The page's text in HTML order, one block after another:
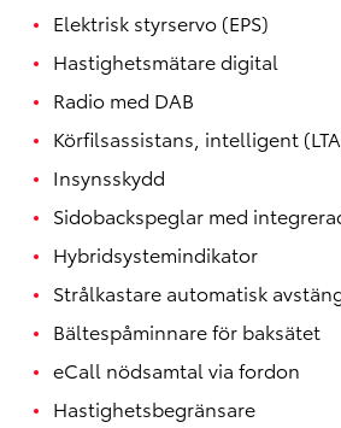
Elektrisk styrservo (EPS)
Hastighetsmätare digital
Radio med DAB
Körfilsassistans, intelligent
Insynsskydd
Sidobackspeglar med
Hybridsystemindikator
Strålkastare automatisk
Bältespåminnare för baksätet
eCall nödsamtal via fordon
Hastighetsbegränsare